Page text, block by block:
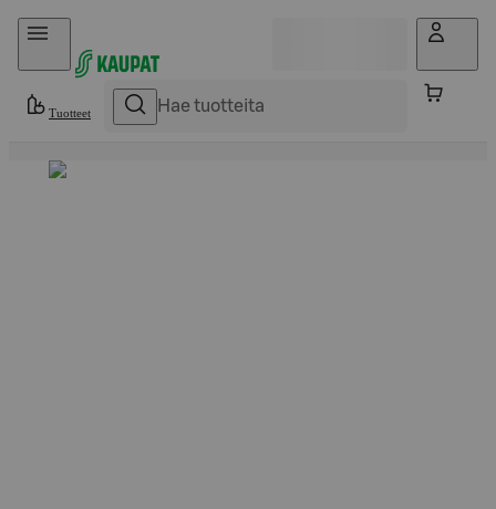
Hyppää sisältöön
Tuotteet